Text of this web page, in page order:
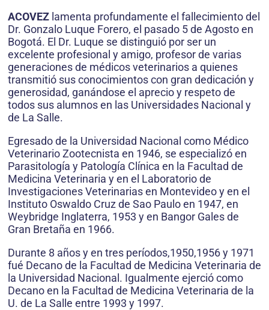
ACOVEZ lamenta profundamente el fallecimiento del
Dr. Gonzalo Luque Forero, el pasado 5 de Agosto en
Bogotá. El Dr. Luque se distinguió por ser un
excelente profesional y amigo, profesor de varias
generaciones de médicos veterinarios a quienes
transmitió sus conocimientos con gran dedicación y
generosidad, ganándose el aprecio y respeto de
todos sus alumnos en las Universidades Nacional y
de La Salle.
Egresado de la Universidad Nacional como Médico
Veterinario Zootecnista en 1946, se especializó en
Parasitología y Patología Clínica en la Facultad de
Medicina Veterinaria y en el Laboratorio de
Investigaciones Veterinarias en Montevideo y en el
Instituto Oswaldo Cruz de Sao Paulo en 1947, en
Weybridge Inglaterra, 1953 y en Bangor Gales de
Gran Bretaña en 1966.
Durante 8 años y en tres períodos,1950,1956 y 1971
fué Decano de la Facultad de Medicina Veterinaria de
la Universidad Nacional. Igualmente ejerció como
Decano en la Facultad de Medicina Veterinaria de la
U. de La Salle entre 1993 y 1997.